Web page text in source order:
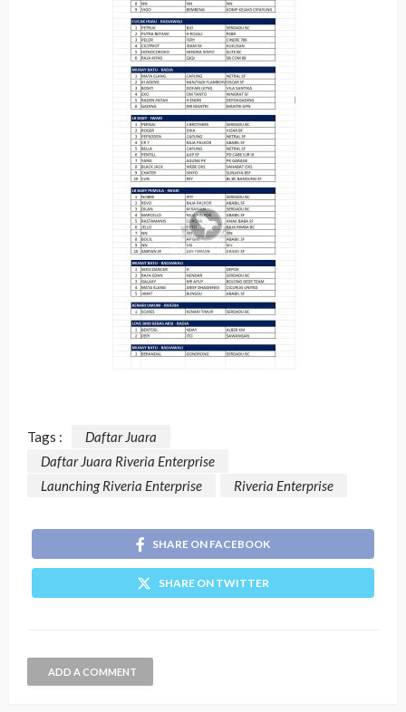
Tags :
Daftar Juara
Daftar Juara Riveria Enterprise
Launching Riveria Enterprise
Riveria Enterprise
SHARE ON FACEBOOK
SHARE ON TWITTER
ADD A COMMENT